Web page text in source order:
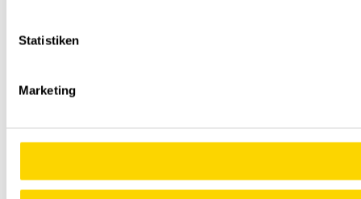
Statistiken
Marketing